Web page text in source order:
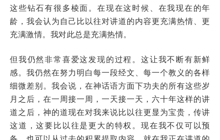
这些钻石有很多棱面。在现在这时候、在我现在的年
龄，我会认为自己比以往对讲道的内容更充满热情、更
充满激情。我对此总是充满热情。
但我仍然非常喜爱这发现的过程。这让我不断有新鲜
感。我仍然在努力明白每一段经文、每一个教义的各样
细微差别。我会说，在神话语方面下功夫的所有这些岁
月之后，在一周接一周，一天接一天，六十年这样的讲
道之后，神的道现在对我来说比以往更显为宝贵，传讲
这道，这要比以往是更大的特权。现在我不仅可以预